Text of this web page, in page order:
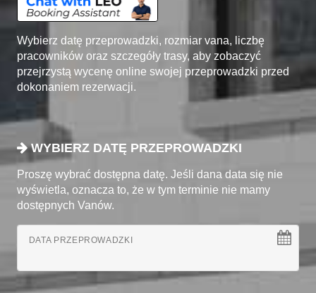
Wybierz datę przeprowadzki, rozmiar vana, liczbę
pracowników oraz szczegóły trasy, aby zobaczyć
przejrzystą wycenę online swojej przeprowadzki przed
dokonaniem rezerwacji.
WYBIERZ DATĘ PRZEPROWADZKI
Proszę wybrać dostępna datę. Jeśli dana data się nie
wyświetla, oznacza to, że w tym terminie nie mamy
dostępnych Vanów.
DATA PRZEPROWADZKI